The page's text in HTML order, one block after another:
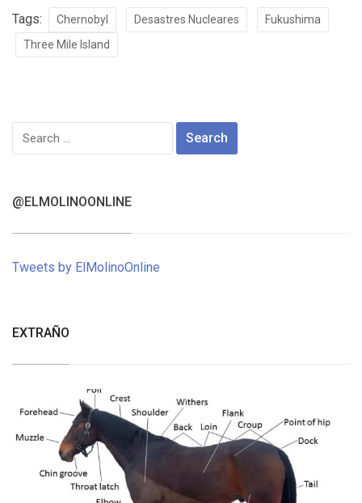
Tags: Chernobyl Desastres Nucleares
Fukushima
Three Mile Island
Search
@ELMOLINOONLINE
Tweets by ElMolinoOnline
EXTRAÑO